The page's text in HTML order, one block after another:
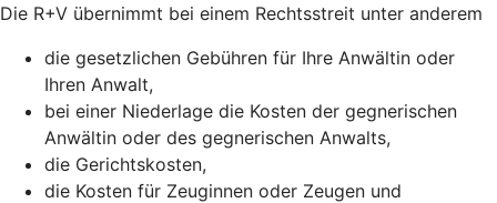
Die R+V übernimmt bei einem Rechtsstreit unter anderem
die gesetzlichen Gebühren für Ihre Anwältin oder
Ihren Anwalt,
bei einer Niederlage die Kosten der gegnerischen
Anwältin oder des gegnerischen Anwalts,
die Gerichtskosten,
die Kosten für Zeuginnen oder Zeugen und